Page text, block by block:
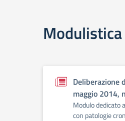
Modulistica
Deliberazione
maggio 2014,
Modulo dedicato
con patologie